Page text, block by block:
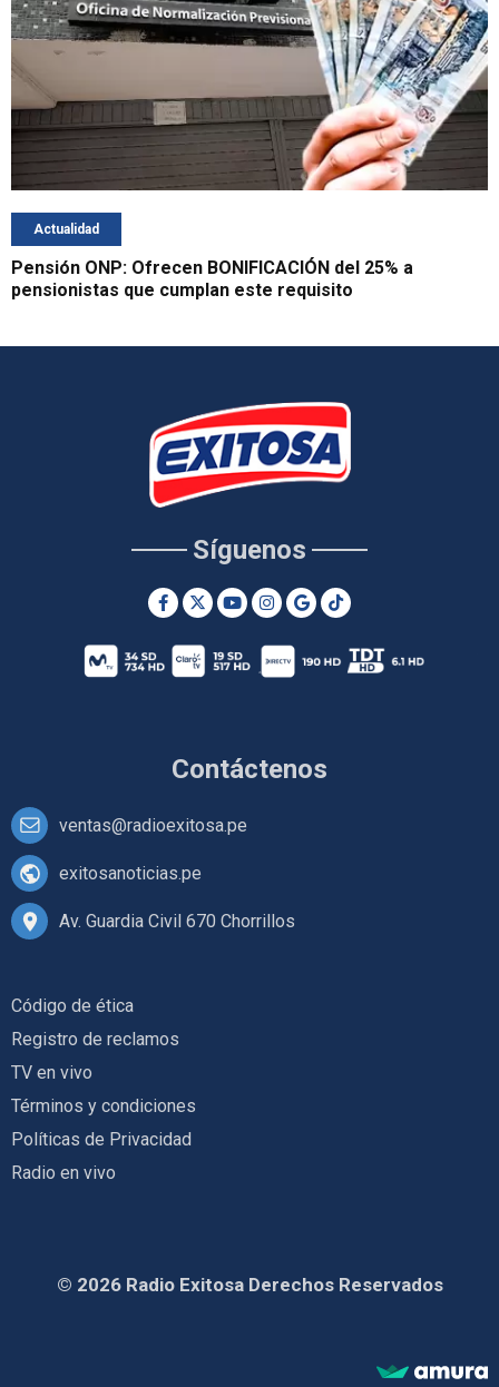
Actualidad
Pensión ONP: Ofrecen BONIFICACIÓN del 25% a
pensionistas que cumplan este requisito
Contáctenos
ventas@radioexitosa.pe
exitosanoticias.pe
Av. Guardia Civil 670 Chorrillos
Síguenos
Código de ética
Registro de reclamos
TV en vivo
Términos y condiciones
Políticas de Privacidad
Radio en vivo
© 2026 Radio Exitosa Derechos Reservados